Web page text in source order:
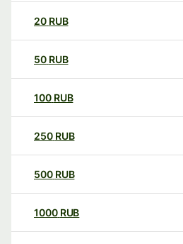
20 RUB
50 RUB
100 RUB
250 RUB
500 RUB
1000 RUB